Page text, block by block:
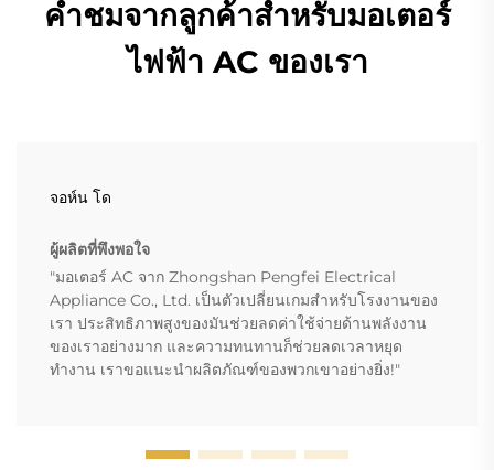
คำชมจากลูกค้าสำหรับมอเตอร์
ไฟฟ้า AC ของเรา
จอห์น โด
ผู้ผลิตที่พึงพอใจ
"มอเตอร์ AC จาก Zhongshan Pengfei Electrical
Appliance Co., Ltd. เป็นตัวเปลี่ยนเกมสำหรับโรงงานของ
เรา ประสิทธิภาพสูงของมันช่วยลดค่าใช้จ่ายด้านพลังงาน
ของเราอย่างมาก และความทนทานก็ช่วยลดเวลาหยุด
ทำงาน เราขอแนะนำผลิตภัณฑ์ของพวกเขาอย่างยิ่ง!"